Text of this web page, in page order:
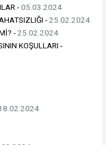
-05.03.2024
-25.02.2024
-25.02.2024
KOŞULLARI -